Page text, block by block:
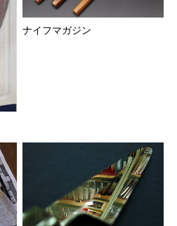
ナイフマガジン